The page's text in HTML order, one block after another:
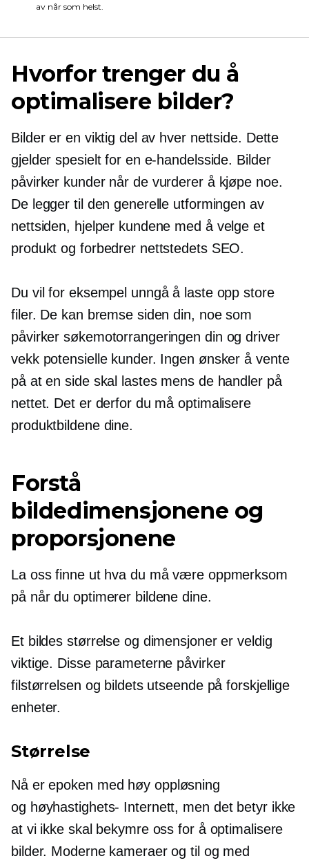
av når som helst.
Hvorfor trenger du å
optimalisere bilder?
Bilder er en viktig del av hver nettside. Dette
gjelder spesielt for en e-handelsside. Bilder
påvirker kunder når de vurderer å kjøpe noe.
De legger til den generelle utformingen av
nettsiden, hjelper kundene med å velge et
produkt og forbedrer nettstedets SEO.
Du vil for eksempel unngå å laste opp store
filer. De kan bremse siden din, noe som
påvirker søkemotorrangeringen din og driver
vekk potensielle kunder. Ingen ønsker å vente
på at en side skal lastes mens de handler på
nettet. Det er derfor du må optimalisere
produktbildene dine.
Forstå
bildedimensjonene og
proporsjonene
La oss finne ut hva du må være oppmerksom
på når du optimerer bildene dine.
Et bildes størrelse og dimensjoner er veldig
viktige. Disse parameterne påvirker
filstørrelsen og bildets utseende på forskjellige
enheter.
Størrelse
Nå er epoken med høy oppløsning
og høyhastighets- Internett, men det betyr ikke
at vi ikke skal bekymre oss for å optimalisere
bilder. Moderne kameraer og til og med